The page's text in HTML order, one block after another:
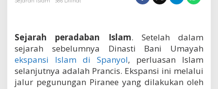
a
s
a
a
n
D
Sejarah peradaban Islam. Setelah dalam
sejarah sebelumnya Dinasti Bani Umayah
ekspansi Islam di Spanyol, perluasan Islam
selanjutnya adalah Prancis. Ekspansi ini melalui
jalur pegunungan Piranee yang dilakukan oleh